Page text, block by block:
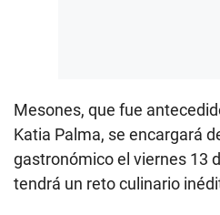
Mesones, que fue
Katia Palma, se encargará
gastronómico el viernes 13
tendrá un reto culinario